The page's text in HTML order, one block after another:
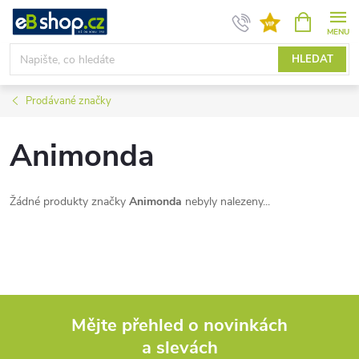
Přejít
obsah
HLEDAT
NÁKUPNÍ
KOŠÍK
Prodávané značky
Animonda
Žádné produkty značky Animonda nebyly nalezeny...
Mějte přehled o novinkách
a slevách